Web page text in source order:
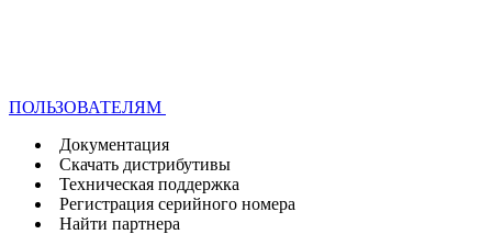
ПОЛЬЗОВАТЕЛЯМ
Документация
Скачать дистрибутивы
Техническая поддержка
Регистрация серийного номера
Найти партнера